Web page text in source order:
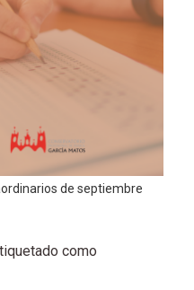
de septiembre
como